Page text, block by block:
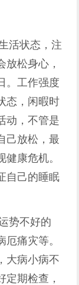
活状态，注
松身心，
。工作强度
态，闲暇时
动，不管是
己放松，最
康危机。
自己的睡眠
势不好的
痛灾等。
大病小病不
定期检查，